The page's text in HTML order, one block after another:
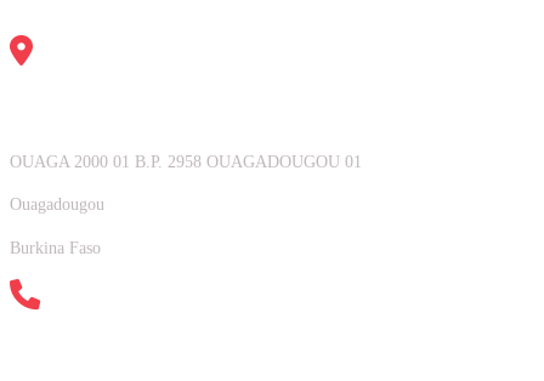
OUAGA 2000 01 B.P. 2958 OUAGADOUGOU 01
Ouagadougou
Burkina Faso